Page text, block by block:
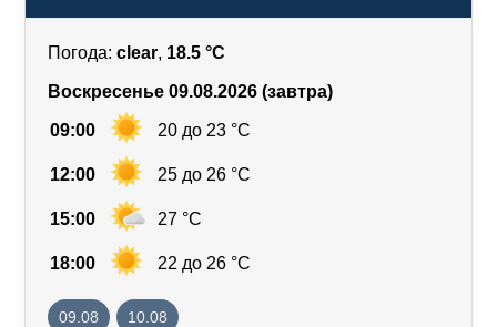
Погода: clear, 18.5 °C
Воскресенье 09.08.2026 (завтра)
09:00 20 до 23 °C
12:00 25 до 26 °C
15:00 27 °C
18:00 22 до 26 °C
09.08 10.08